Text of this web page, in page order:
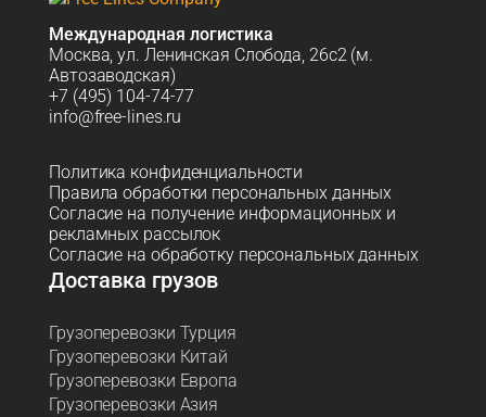
Международная логистика
Москва, ул. Ленинская Слобода, 26с2 (м.
Автозаводская)
+7 (495) 104-74-77
info@free-lines.ru
Политика конфиденциальности
Правила обработки персональных данных
Согласие на получение информационных и
рекламных рассылок
Согласие на обработку персональных данных
Доставка грузов
Грузоперевозки Турция
Грузоперевозки Китай
Грузоперевозки Европа
Грузоперевозки Азия